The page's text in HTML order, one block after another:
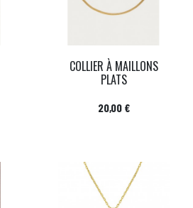
COLLIER À MAILLONS
PLATS
Prix
20,00 €